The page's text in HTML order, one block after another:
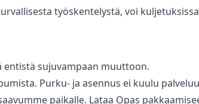
työskentelystä, voi
entistä sujuvampaan muuttoon.
Purku- ja asennus ei kuulu
paikalle. Lataa Opas